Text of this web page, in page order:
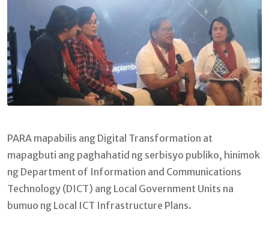
PARA mapabilis ang Digital Transformation at
mapagbuti ang paghahatid ng serbisyo publiko, hinimok
ng Department of Information and Communications
Technology (DICT) ang Local Government Units na
bumuo ng Local ICT Infrastructure Plans.